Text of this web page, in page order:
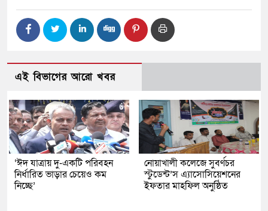
এই বিভাগের আরো খবর
‘ঈদ যাত্রায় দু-একটি পরিবহন
নির্ধারিত ভাড়ার চেয়েও কম
নিচ্ছে’
নোয়াখালী কলেজে সুবর্ণচর
স্টুডেন্ট’স এ্যাসোসিয়েশনের
ইফতার মাহফিল অনুষ্ঠিত